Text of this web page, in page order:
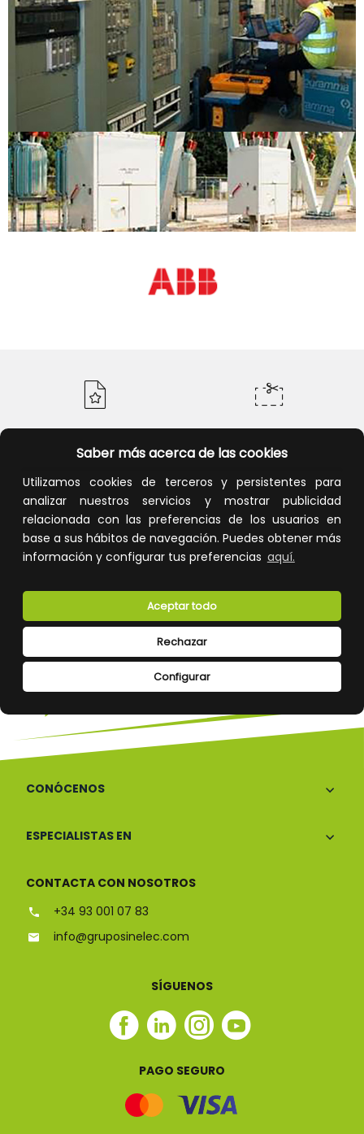
Saber más acerca de las cookies
Utilizamos cookies de terceros y persistentes para
analizar nuestros servicios y mostrar publicidad
relacionada con las preferencias de los usuarios en
base a sus hábitos de navegación. Puedes obtener más
información y configurar tus preferencias aquí.
Configurar
Rechazar
Aceptar todo
Calidad y precio Descuentos
Devoluciones Pago seguro
Atención al cliente
CONÓCENOS
ESPECIALISTAS EN
CONTACTA CON NOSOTROS
+34 93 001 07 83
info@gruposinelec.com
SÍGUENOS
Facebook
Linkedin
Instagram
Youtube
PAGO SEGURO